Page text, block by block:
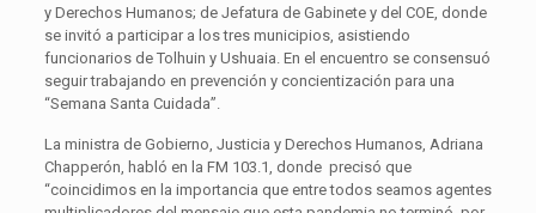
y Derechos Humanos; de Jefatura de Gabinete y del COE, donde
se invitó a participar a los tres municipios, asistiendo
funcionarios de Tolhuin y Ushuaia. En el encuentro se consensuó
seguir trabajando en prevención y concientización para una
“Semana Santa Cuidada”.
La ministra de Gobierno, Justicia y Derechos Humanos, Adriana
Chapperón, habló en la FM 103.1, donde precisó que
“coincidimos en la importancia que entre todos seamos agentes